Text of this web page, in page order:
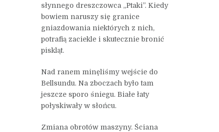
słynnego dreszczowca „Ptaki”. Kiedy
bowiem naruszy się granice
gniazdowania niektórych z nich,
potrafią zaciekle i skutecznie bronić
piskląt.
Nad ranem minęliśmy wejście do
Bellsundu. Na zboczach było tam
jeszcze sporo śniegu. Białe łaty
połyskiwały w słońcu.
Zmiana obrotów maszyny. Ściana